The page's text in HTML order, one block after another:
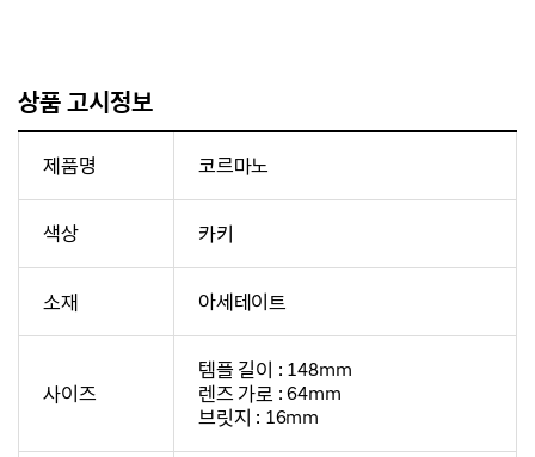
상품 고시정보
제품명 코르마노
색상 카키
소재 아세테이트
사이즈
템플 길이 : 148mm
렌즈 가로 : 64mm
브릿지 : 16mm